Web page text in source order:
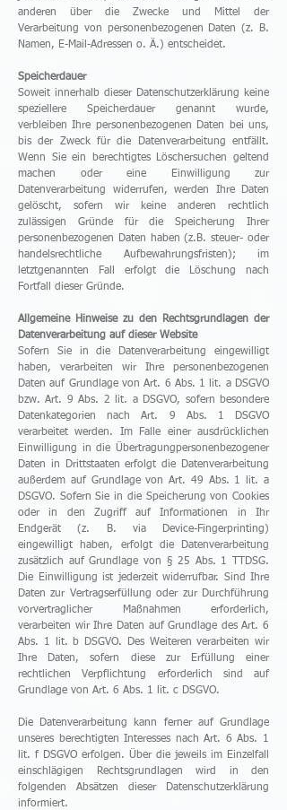
anderen über die Zwecke und Mittel der
Verarbeitung von personenbezogenen Daten (z. B.
Namen, E-Mail-Adressen o. Ä.) entscheidet.
Speicherdauer
Soweit innerhalb dieser Datenschutzerklärung keine
speziellere Speicherdauer genannt wurde,
verbleiben Ihre personenbezogenen Daten bei uns,
bis der Zweck für die Datenverarbeitung entfällt.
Wenn Sie ein berechtigtes Löschersuchen geltend
machen oder eine Einwilligung zur
Datenverarbeitung widerrufen, werden Ihre Daten
gelöscht, sofern wir keine anderen rechtlich
zulässigen Gründe für die Speicherung Ihrer
personenbezogenen Daten haben (z.B. steuer- oder
handelsrechtliche Aufbewahrungsfristen); im
letztgenannten Fall erfolgt die Löschung nach
Fortfall dieser Gründe.
Allgemeine Hinweise zu den Rechtsgrundlagen der
Datenverarbeitung auf dieser Website
Sofern Sie in die Datenverarbeitung eingewilligt
haben, verarbeiten wir Ihre personenbezogenen
Daten auf Grundlage von Art. 6 Abs. 1 lit. a DSGVO
bzw. Art. 9 Abs. 2 lit. a DSGVO, sofern besondere
Datenkategorien nach Art. 9 Abs. 1 DSGVO
verarbeitet werden. Im Falle einer ausdrücklichen
Einwilligung in die Übertragungpersonenbezogener
Daten in Drittstaaten erfolgt die Datenverarbeitung
außerdem auf Grundlage von Art. 49 Abs. 1 lit. a
DSGVO. Sofern Sie in die Speicherung von Cookies
oder in den Zugriff auf Informationen in Ihr
Endgerät (z. B. via Device-Fingerprinting)
eingewilligt haben, erfolgt die Datenverarbeitung
zusätzlich auf Grundlage von § 25 Abs. 1 TTDSG.
Die Einwilligung ist jederzeit widerrufbar. Sind Ihre
Daten zur Vertragserfüllung oder zur Durchführung
vorvertraglicher Maßnahmen erforderlich,
verarbeiten wir Ihre Daten auf Grundlage des Art. 6
Abs. 1 lit. b DSGVO. Des Weiteren verarbeiten wir
Ihre Daten, sofern diese zur Erfüllung einer
rechtlichen Verpflichtung erforderlich sind auf
Grundlage von Art. 6 Abs. 1 lit. c DSGVO.
Die Datenverarbeitung kann ferner auf Grundlage
unseres berechtigten Interesses nach Art. 6 Abs. 1
lit. f DSGVO erfolgen. Über die jeweils im Einzelfall
einschlägigen Rechtsgrundlagen wird in den
folgenden Absätzen dieser Datenschutzerklärung
informiert.